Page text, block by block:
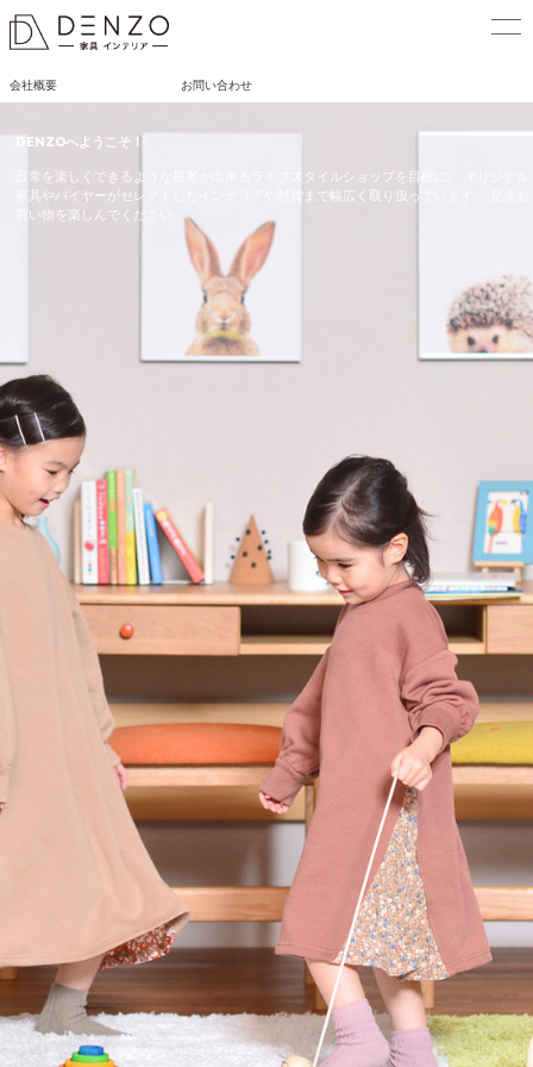
会社概要 お問い合わせ
DENZOへようこそ！
日常を楽しくできるような提案が出来るライフスタイルショップを目標に、
家具やバイヤーがセレクトしたインテリアや雑貨まで幅広く取り扱っています。
買い物を楽しんでください。